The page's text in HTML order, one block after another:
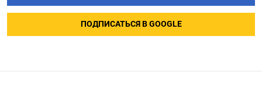
ПОДПИСАТЬСЯ В GOOGLE